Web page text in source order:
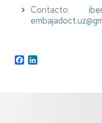
Contacto:
Facebook